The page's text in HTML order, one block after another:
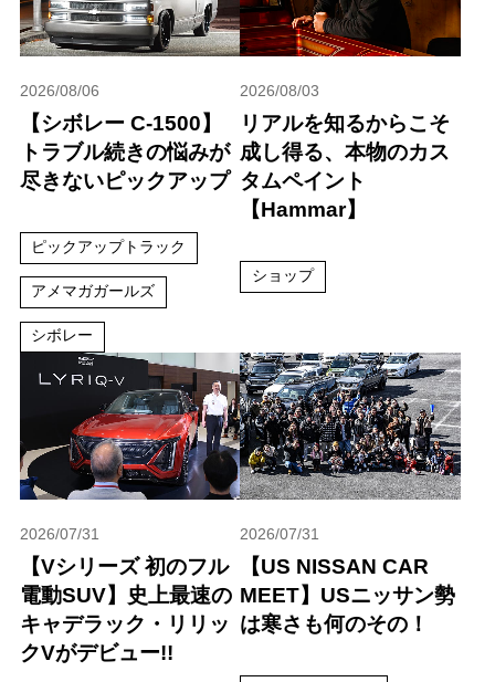
2026/08/06
【シボレー C-1500】
トラブル続きの悩みが
尽きないピックアップ
ピックアップトラック
アメマガガールズ
シボレー
2026/08/03
リアルを知るからこそ
成し得る、本物のカス
タムペイント
【Hammar】
ショップ
2026/07/31
【Vシリーズ 初のフル
電動SUV】史上最速の
キャデラック・リリッ
クVがデビュー!!
2026/07/31
【US NISSAN CAR
MEET】USニッサン勢
は寒さも何のその！